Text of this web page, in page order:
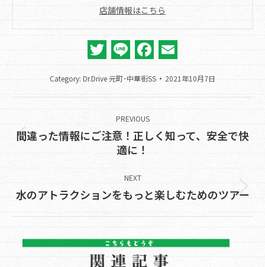
店舗情報はこちら
Twitter
LineFacebook
Category: Dr.Drive 元町･中華街SS 2021年10月7日
navigation
PREVIOUS
Previous
post:
間違った情報にご注意！正しく知って、安全で快
適に！
NEXT
Next
水のアトラクションをもっと楽しむためのツアー